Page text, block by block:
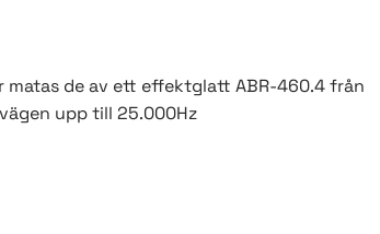
de av ett effektglatt ABR-460.4 från
upp till 25.000Hz